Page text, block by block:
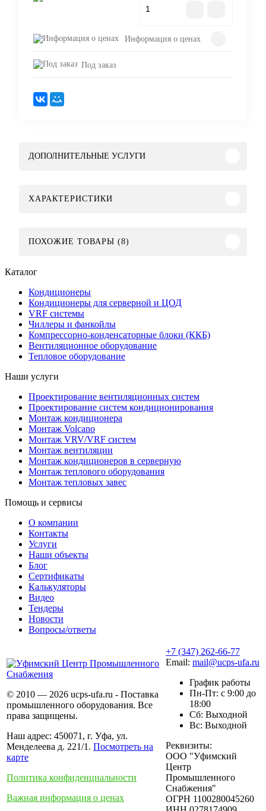
Информация о ценах
Под заказ
ДОПОЛНИТЕЛЬНЫЕ УСЛУГИ
ХАРАКТЕРИСТИКИ
ПОХОЖИЕ ТОВАРЫ (8)
Каталог
Кондиционеры
Кондиционеры для серверной и ЦОД
VRF системы
Чиллеры и фанкойлы
Компрессорно-конденсаторные блоки (ККБ)
Вентиляционное оборудование
Тепловое оборудование
Наши услуги
Проектирование вентиляционных систем
Проектирование систем кондиционирования
Монтаж кондиционера
Монтаж Volcano
Монтаж VRV/VRF систем
Монтаж вентиляции
Монтаж кондиционеров в серверную
Монтаж теплового оборудования
Монтаж тепловых завес
Помощь и сервисы
О компании
Контакты
Услуги
Наши объекты
Блог
Сертификаты
Калькуляторы
Видео
Тендеры
Новости
Вопросы/ответы
© 2010 — 2026 ucps-ufa.ru - Поставка
промышленного оборудования. Все
права защищены.
Наш адрес: 450071, г. Уфа, ул.
Менделеева д. 221/1. Посмотреть на
карте
Политика конфиденциальности
Важная информация о ценах
+7 (347) 262-66-77
Email: mail@ucps-ufa.ru
График работы
Пн-Пт: с 9:00 до
18:00
Сб: Выходной
Вс: Выходной
Реквизиты:
ООО "Уфимский
Центр
Промышленного
Снабжения"
ОГРН 1100280045260